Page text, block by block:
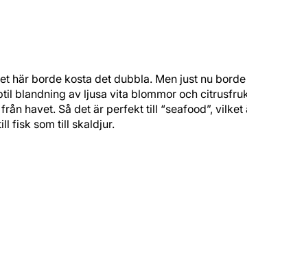
här borde kosta det dubbla. Men just nu borde både du
blandning av ljusa vita blommor och citrusfrukt.
havet. Så det är perfekt till “seafood”, vilket är det
fisk som till skaldjur.